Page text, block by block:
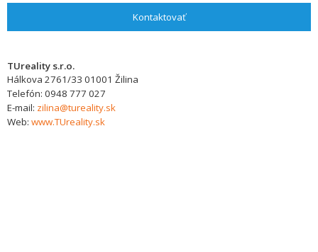
Kontaktovať
TUreality s.r.o.
Hálkova 2761/33 01001 Žilina
Telefón: 0948 777 027
E-mail: zilina@tureality.sk
Web: www.TUreality.sk